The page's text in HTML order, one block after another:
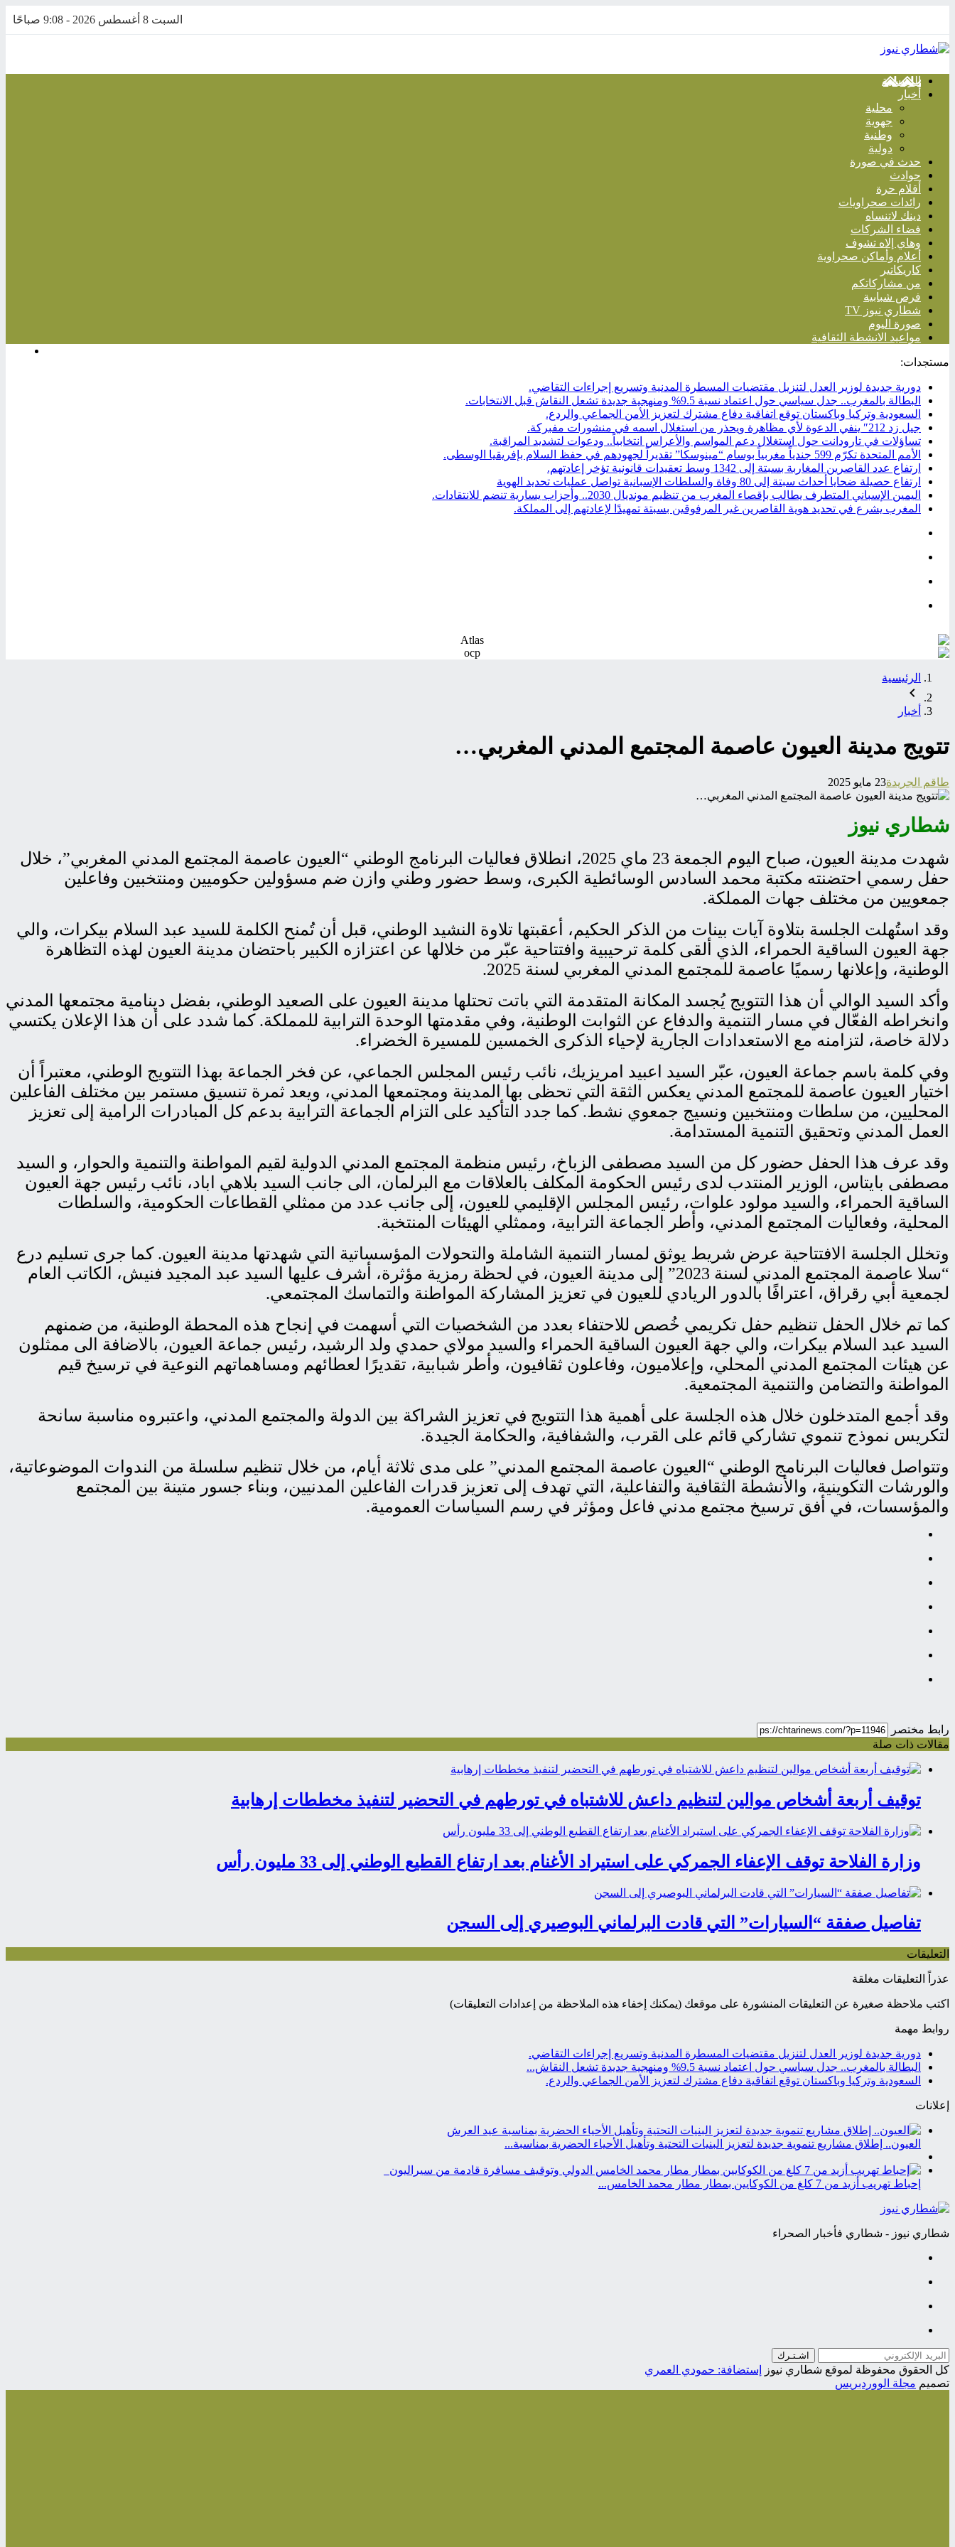
السبت 8 أغسطس 2026 - 9:08 صباحًا
الرئيسية
أخبار
محلية
جهوية
وطنية
دولية
حدث في صورة
حوادث
أقلام حرة
رائدات صحراويات
دينك لاتنساه
فضاء الشركات
وهاي إلاه تشوف
أعلام وأماكن صحراوية
كاريكاتير
من مشاركاتكم
فرص شبابية
شطاري نيوز TV
صورة اليوم
مواعيد الانشطة الثقافية
مستجدات:
دورية جديدة لوزير العدل لتنزيل مقتضيات المسطرة المدنية وتسريع إجراءات التقاضي.
البطالة بالمغرب.. جدل سياسي حول اعتماد نسبة 9.5% ومنهجية جديدة تشعل النقاش قبل الانتخابات.
السعودية وتركيا وباكستان توقع اتفاقية دفاع مشترك لتعزيز الأمن الجماعي والردع.
جيل زد 212″ ينفي الدعوة لأي مظاهرة ويحذر من استغلال اسمه في منشورات مفبركة.
تساؤلات في تارودانت حول استغلال دعم المواسم والأعراس انتخابياً.. ودعوات لتشديد المراقبة.
الأمم المتحدة تكرّم 599 جندياً مغربياً بوسام “مينوسكا” تقديراً لجهودهم في حفظ السلام بإفريقيا الوسطى.
ارتفاع عدد القاصرين المغاربة بسبتة إلى 1342 وسط تعقيدات قانونية تؤخر إعادتهم.
ارتفاع حصيلة ضحايا أحداث سبتة إلى 80 وفاة والسلطات الإسبانية تواصل عمليات تحديد الهوية
اليمين الإسباني المتطرف يطالب بإقصاء المغرب من تنظيم مونديال 2030.. وأحزاب يسارية تنضم للانتقادات.
المغرب يشرع في تحديد هوية القاصرين غير المرفوقين بسبتة تمهيدًا لإعادتهم إلى المملكة.
الرئيسية
أخبار
تتويج مدينة العيون عاصمة المجتمع المدني المغربي…
طاقم الجريدة23 مايو 2025
شطاري نيوز
شهدت مدينة العيون، صباح اليوم الجمعة 23 ماي 2025، انطلاق فعاليات البرنامج الوطني “العيون عاصمة المجتمع المدني المغربي”، خلال
حفل رسمي احتضنته مكتبة محمد السادس الوسائطية الكبرى، وسط حضور وطني وازن ضم مسؤولين حكوميين ومنتخبين وفاعلين
جمعويين من مختلف جهات المملكة.
وقد استُهلت الجلسة بتلاوة آيات بينات من الذكر الحكيم، أعقبتها تلاوة النشيد الوطني، قبل أن تُمنح الكلمة للسيد عبد السلام بيكرات، والي
جهة العيون الساقية الحمراء، الذي ألقى كلمة ترحيبية وافتتاحية عبّر من خلالها عن اعتزازه الكبير باحتضان مدينة العيون لهذه التظاهرة
الوطنية، وإعلانها رسميًا عاصمة للمجتمع المدني المغربي لسنة 2025.
وأكد السيد الوالي أن هذا التتويج يُجسد المكانة المتقدمة التي باتت تحتلها مدينة العيون على الصعيد الوطني، بفضل دينامية مجتمعها المدني
وانخراطه الفعّال في مسار التنمية والدفاع عن الثوابت الوطنية، وفي مقدمتها الوحدة الترابية للمملكة. كما شدد على أن هذا الإعلان يكتسي
دلالة خاصة، لتزامنه مع الاستعدادات الجارية لإحياء الذكرى الخمسين للمسيرة الخضراء.
وفي كلمة باسم جماعة العيون، عبّر السيد اعبيد امريزيك، نائب رئيس المجلس الجماعي، عن فخر الجماعة بهذا التتويج الوطني، معتبراً أن
اختيار العيون عاصمة للمجتمع المدني يعكس الثقة التي تحظى بها المدينة ومجتمعها المدني، ويعد ثمرة تنسيق مستمر بين مختلف الفاعلين
المحليين، من سلطات ومنتخبين ونسيج جمعوي نشط. كما جدد التأكيد على التزام الجماعة الترابية بدعم كل المبادرات الرامية إلى تعزيز
العمل المدني وتحقيق التنمية المستدامة.
وقد عرف هذا الحفل حضور كل من السيد مصطفى الزباخ، رئيس منظمة المجتمع المدني الدولية لقيم المواطنة والتنمية والحوار، و السيد
مصطفى بايتاس، الوزير المنتدب لدى رئيس الحكومة المكلف بالعلاقات مع البرلمان، الى جانب السيد بلاهي اباد، نائب رئيس جهة العيون
الساقية الحمراء، والسيد مولود علوات، رئيس المجلس الإقليمي للعيون، إلى جانب عدد من ممثلي القطاعات الحكومية، والسلطات
المحلية، وفعاليات المجتمع المدني، وأطر الجماعة الترابية، وممثلي الهيئات المنتخبة.
وتخلل الجلسة الافتتاحية عرض شريط يوثق لمسار التنمية الشاملة والتحولات المؤسساتية التي شهدتها مدينة العيون. كما جرى تسليم درع
“سلا عاصمة المجتمع المدني لسنة 2023” إلى مدينة العيون، في لحظة رمزية مؤثرة، أشرف عليها السيد عبد المجيد فنيش، الكاتب العام
لجمعية أبي رقراق، اعترافًا بالدور الريادي للعيون في تعزيز المشاركة المواطنة والتماسك المجتمعي.
كما تم خلال الحفل تنظيم حفل تكريمي خُصص للاحتفاء بعدد من الشخصيات التي أسهمت في إنجاح هذه المحطة الوطنية، من ضمنهم
السيد عبد السلام بيكرات، والي جهة العيون الساقية الحمراء والسيد مولاي حمدي ولد الرشيد، رئيس جماعة العيون، بالاضافة الى ممثلون
عن هيئات المجتمع المدني المحلي، وإعلاميون، وفاعلون ثقافيون، وأطر شبابية، تقديرًا لعطائهم ومساهماتهم النوعية في ترسيخ قيم
المواطنة والتضامن والتنمية المجتمعية.
وقد أجمع المتدخلون خلال هذه الجلسة على أهمية هذا التتويج في تعزيز الشراكة بين الدولة والمجتمع المدني، واعتبروه مناسبة سانحة
لتكريس نموذج تنموي تشاركي قائم على القرب، والشفافية، والحكامة الجيدة.
وتتواصل فعاليات البرنامج الوطني “العيون عاصمة المجتمع المدني” على مدى ثلاثة أيام، من خلال تنظيم سلسلة من الندوات الموضوعاتية،
والورشات التكوينية، والأنشطة الثقافية والتفاعلية، التي تهدف إلى تعزيز قدرات الفاعلين المدنيين، وبناء جسور متينة بين المجتمع
والمؤسسات، في أفق ترسيخ مجتمع مدني فاعل ومؤثر في رسم السياسات العمومية.
رابط مختصر
مقالات ذات صلة
توقيف أربعة أشخاص موالين لتنظيم داعش للاشتباه في تورطهم في التحضير لتنفيذ مخططات إرهابية
وزارة الفلاحة توقف الإعفاء الجمركي على استيراد الأغنام بعد ارتفاع القطيع الوطني إلى 33 مليون رأس
تفاصيل صفقة “السيارات” التي قادت البرلماني البوصيري إلى السجن
التعليقات
عذراً التعليقات مغلقة
اكتب ملاحظة صغيرة عن التعليقات المنشورة على موقعك (يمكنك إخفاء هذه الملاحظة من إعدادات التعليقات)
روابط مهمة
دورية جديدة لوزير العدل لتنزيل مقتضيات المسطرة المدنية وتسريع إجراءات التقاضي.
البطالة بالمغرب.. جدل سياسي حول اعتماد نسبة 9.5% ومنهجية جديدة تشعل النقاش...
السعودية وتركيا وباكستان توقع اتفاقية دفاع مشترك لتعزيز الأمن الجماعي والردع.
إعلانات
العيون.. إطلاق مشاريع تنموية جديدة لتعزيز البنيات التحتية وتأهيل الأحياء الحضرية بمناسبة...
إحباط تهريب أزيد من 7 كلغ من الكوكايين بمطار مطار محمد الخامس...
شطاري نيوز - شطاري فأخبار الصحراء
اشـتـرك
كل الحقوق محفوظة لموقع شطاري نيوز
إستضافة: حمودي العمري
تصميم مجلة الووردبريس